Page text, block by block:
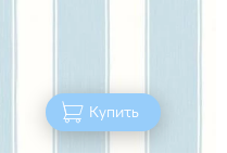
Купить